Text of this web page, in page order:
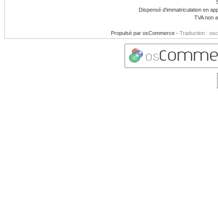
Dispensé d'immatriculation en
TVA non
Propulsé par osCommerce - Traduction :